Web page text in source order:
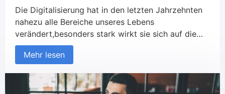
Die Digitalisierung hat in den letzten Jahrzehnten
nahezu alle Bereiche unseres Lebens
verändert,besonders stark wirkt sie sich auf die
Arbeitswelt aus. Während neue Technologien
undAutomatisierungen viele Chancen bieten,
insbesondere für bestimmte Berufsgruppen. Einige
Mehr lesen